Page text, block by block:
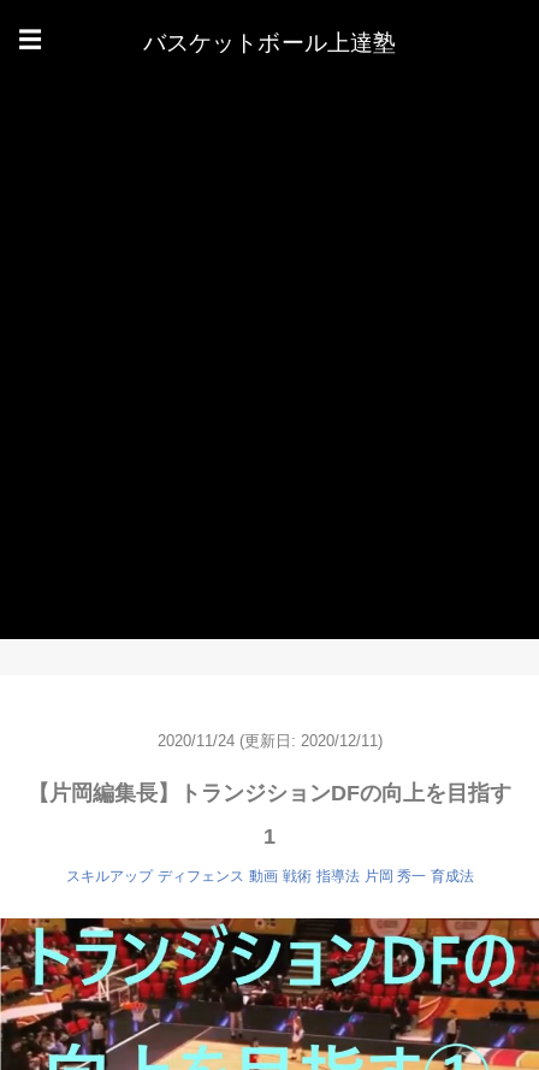
☰ バスケットボール上達塾
2020/11/24 (更新日: 2020/12/11)
【片岡編集長】トランジションDFの向上を目指す
1
スキルアップ ディフェンス 動画 戦術 指導法 片岡 秀一 育成法